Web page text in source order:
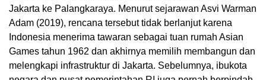
Jakarta ke Palangkaraya. Menurut sejarawan Asvi Warman
Adam (2019), rencana tersebut tidak berlanjut karena
Indonesia menerima tawaran sebagai tuan rumah Asian
Games tahun 1962 dan akhirnya memilih membangun dan
melengkapi infrastruktur di Jakarta. Sebelumnya, ibukota